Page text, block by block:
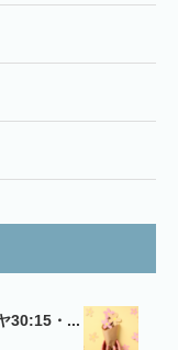
30:15・...